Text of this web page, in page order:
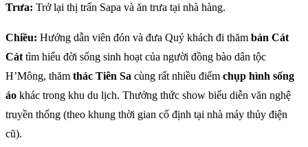
Trưa: Trở lại thị trấn Sapa và ăn trưa tại nhà hàng.
Chiều: Hướng dẫn viên đón và đưa Quý khách đi thăm bản Cát
Cát tìm hiểu đời sống sinh hoạt của người đồng bào dân tộc
H’Mông, thăm thác Tiên Sa cùng rất nhiều điểm chụp hình sống
ảo khác trong khu du lịch. Thưởng thức show biểu diễn văn nghệ
truyền thống (theo khung thời gian cố định tại nhà máy thủy điện
cũ).